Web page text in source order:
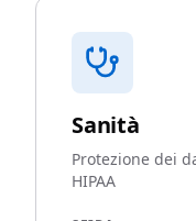
Sanità
Protezione dei
HIPAA